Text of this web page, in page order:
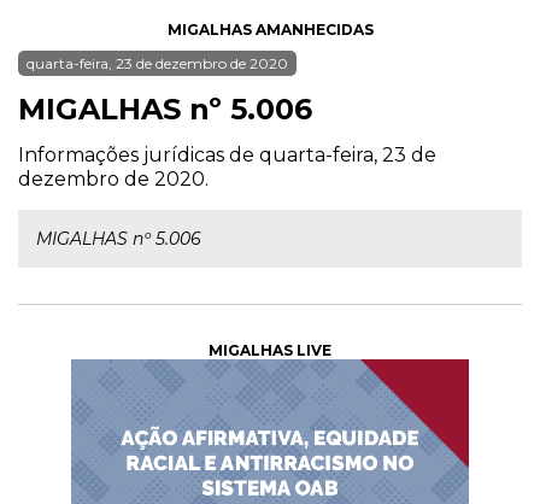
MIGALHAS AMANHECIDAS
quarta-feira, 23 de dezembro de 2020
MIGALHAS nº 5.006
Informações jurídicas de quarta-feira, 23 de
dezembro de 2020.
MIGALHAS nº 5.006
MIGALHAS LIVE